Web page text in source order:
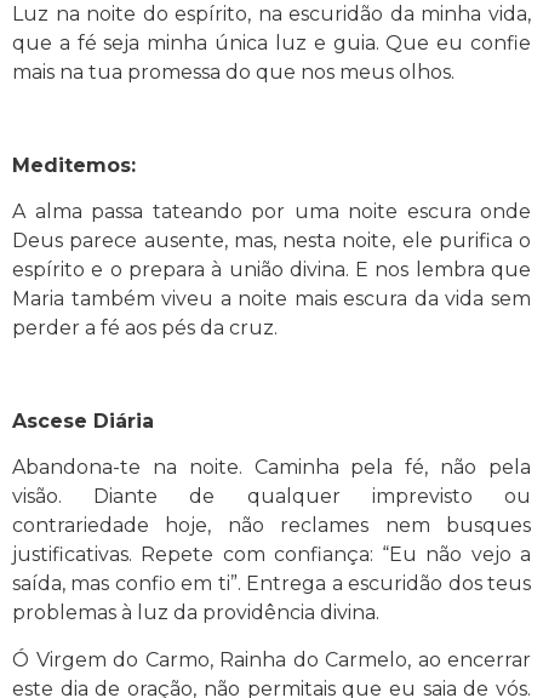
Luz na noite do espírito, na escuridão da minha vida,
que a fé seja minha única luz e guia. Que eu confie
mais na tua promessa do que nos meus olhos.
Meditemos:
A alma passa tateando por uma noite escura onde
Deus parece ausente, mas, nesta noite, ele purifica o
espírito e o prepara à união divina. E nos lembra que
Maria também viveu a noite mais escura da vida sem
perder a fé aos pés da cruz.
Ascese Diária
Abandona-te na noite. Caminha pela fé, não pela
visão. Diante de qualquer imprevisto ou
contrariedade hoje, não reclames nem busques
justificativas. Repete com confiança: “Eu não vejo a
saída, mas confio em ti”. Entrega a escuridão dos teus
problemas à luz da providência divina.
Ó Virgem do Carmo, Rainha do Carmelo, ao encerrar
este dia de oração, não permitais que eu saia de vós.